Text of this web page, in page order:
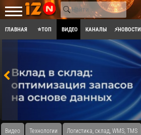
ГЛАВНАЯ ⭐ТОП ВИДЕО КАНАЛЫ ⚡НОВОСТИ
Видео Технологии Логистика, склад, WMS, TMS